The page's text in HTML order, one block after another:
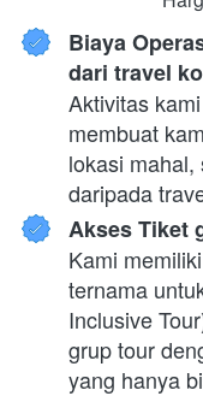
Biaya
dari travel
Aktivitas
membuat
lokasi
daripada
Akses Tiket
Kami
ternama
Inclusive
grup tour
yang hanya